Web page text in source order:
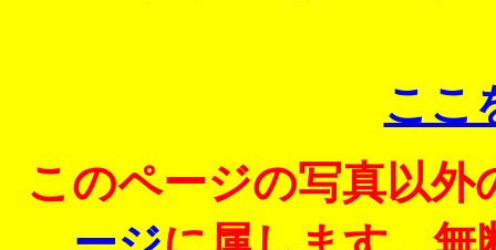
ここ
このページの写真以外